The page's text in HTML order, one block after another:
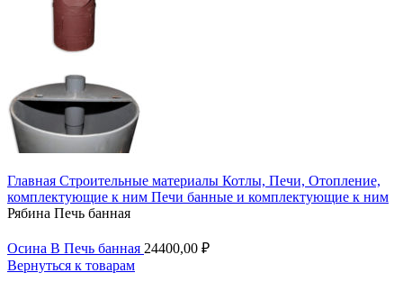
Главная Строительные материалы Котлы, Печи, Отопление,
комплектующие к ним Печи банные и комплектующие к ним
Рябина Печь банная
Осина В Печь банная 24400,00 ₽
Вернуться к товарам